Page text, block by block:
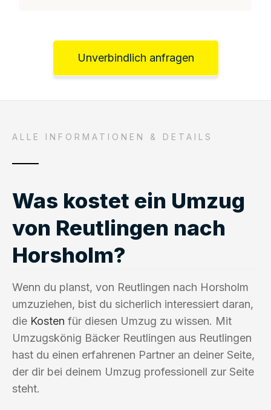
Unverbindlich anfragen
ALLE INFORMATIONEN & DETAILS
Was kostet ein Umzug
von Reutlingen nach
Horsholm?
Wenn du planst, von Reutlingen nach Horsholm
umzuziehen, bist du sicherlich interessiert daran,
die Kosten für diesen Umzug zu wissen. Mit
Umzugskönig Bäcker Reutlingen aus Reutlingen
hast du einen erfahrenen Partner an deiner Seite,
der dir bei deinem Umzug professionell zur Seite
steht.